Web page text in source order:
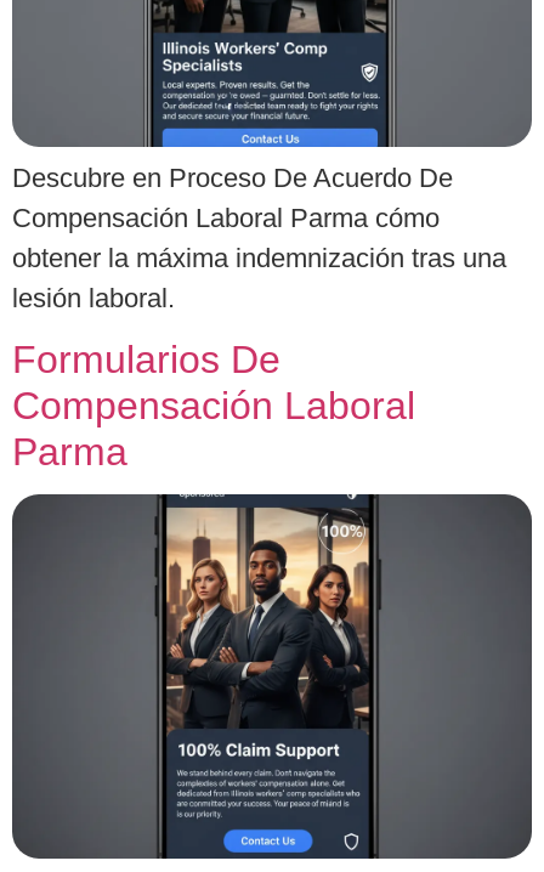
Descubre en Proceso De Acuerdo De
Compensación Laboral Parma cómo
obtener la máxima indemnización tras una
lesión laboral.
Formularios De
Compensación Laboral
Parma